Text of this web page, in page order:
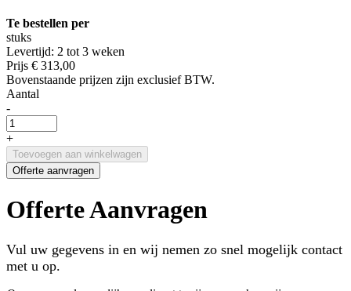
Te bestellen per
stuks
Levertijd: 2 tot 3 weken
Prijs € 313,00
Bovenstaande prijzen zijn exclusief BTW.
Aantal
-
+
Toevoegen aan winkelwagen
Offerte aanvragen
Offerte Aanvragen
Vul uw gegevens in en wij nemen zo snel mogelijk contact
met u op.